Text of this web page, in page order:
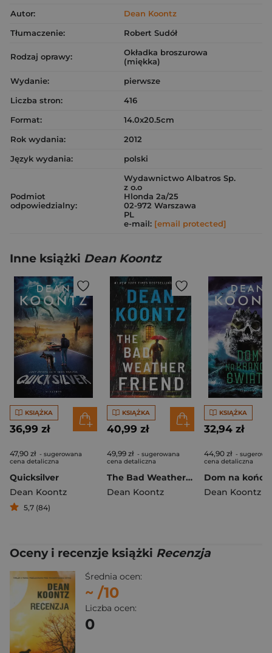
Autor:
Dean Koontz
Tłumaczenie:
Robert Sudół
Rodzaj oprawy:
Okładka broszurowa
(miękka)
Wydanie:
pierwsze
Liczba stron:
416
Format:
14.0x20.5cm
Rok wydania:
2012
Język wydania:
polski
Podmiot
odpowiedzialny:
Wydawnictwo Albatros Sp.
z o.o
Hlonda 2a/25
02-972 Warszawa
PL
e-mail: [email protected]
Inne książki Dean Koontz
KSIĄŻKA
36,99 zł
47,90 zł - sugerowana
cena detaliczna
Quicksilver
Dean Koontz
5,7 (84)
KSIĄŻKA
40,99 zł
49,99 zł - sugerowana
cena detaliczna
The Bad Weather Friend wer. angielska
Dean Koontz
KSIĄŻKA
32,94 zł
44,90 zł -
cena detaliczna
Dean Koontz
Oceny i recenzje książki Recenzja
Średnia ocen:
~ /10
Liczba ocen:
0